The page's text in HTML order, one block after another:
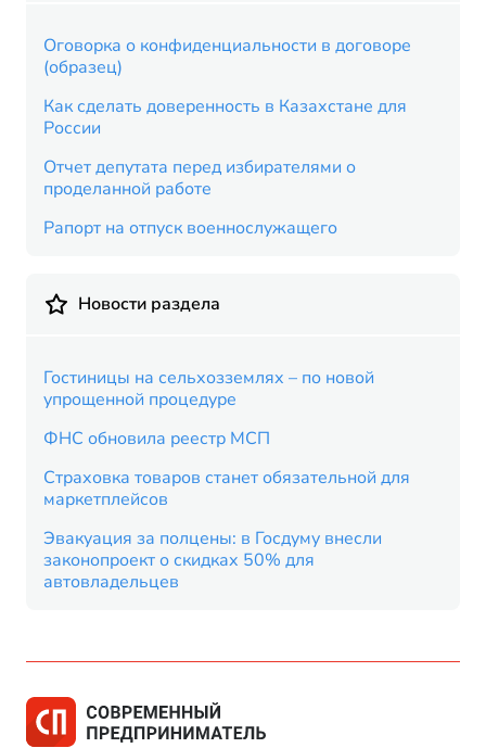
Оговорка о конфиденциальности в договоре
(образец)
Как сделать доверенность в Казахстане для
России
Отчет депутата перед избирателями о
проделанной работе
Рапорт на отпуск военнослужащего
Новости раздела
Гостиницы на сельхозземлях – по новой
упрощенной процедуре
ФНС обновила реестр МСП
Страховка товаров станет обязательной для
маркетплейсов
Эвакуация за полцены: в Госдуму внесли
законопроект о скидках 50% для
автовладельцев